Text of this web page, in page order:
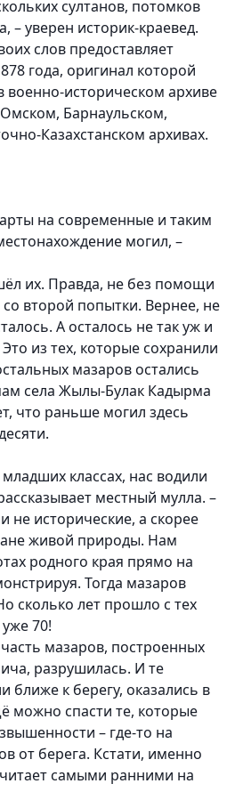
султанов, потомков
– уверен историк-краевед.
слов предоставляет
года, оригинал которой
военно-историческом архиве
Барнаульском,
Казахстанском архивах.
на современные и таким
могил, –
их. Правда, не без помощи
второй попытки. Вернее, не
А осталось не так уж и
из тех, которые сохранили
мазаров остались
села Жылы-Булак Кадырма
что раньше могил здесь
классах, нас водили
местный мулла. –
не исторические, а скорее
живой природы. Нам
родного края прямо на
Тогда мазаров
сколько лет прошло с тех
70!
мазаров, построенных
разрушилась. И те
ближе к берегу, оказались в
можно спасти те, которые
– где-то на
от берега. Кстати, именно
самыми ранними на